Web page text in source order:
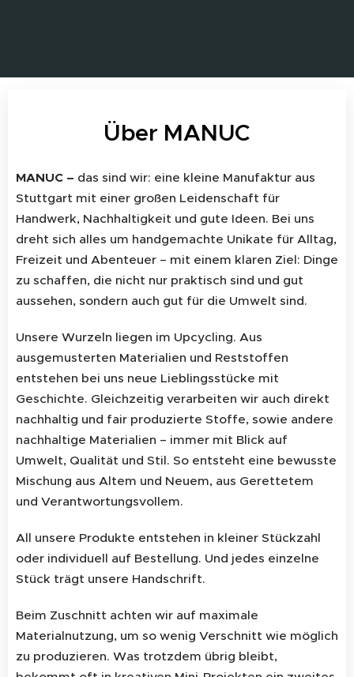
Über MANUC
MANUC – das sind wir: eine kleine Manufaktur aus
Stuttgart mit einer großen Leidenschaft für
Handwerk, Nachhaltigkeit und gute Ideen. Bei uns
dreht sich alles um handgemachte Unikate für Alltag,
Freizeit und Abenteuer – mit einem klaren Ziel: Dinge
zu schaffen, die nicht nur praktisch sind und gut
aussehen, sondern auch gut für die Umwelt sind.
Unsere Wurzeln liegen im Upcycling. Aus
ausgemusterten Materialien und Reststoffen
entstehen bei uns neue Lieblingsstücke mit
Geschichte. Gleichzeitig verarbeiten wir auch direkt
nachhaltig und fair produzierte Stoffe, sowie andere
nachhaltige Materialien – immer mit Blick auf
Umwelt, Qualität und Stil. So entsteht eine bewusste
Mischung aus Altem und Neuem, aus Gerettetem
und Verantwortungsvollem.
All unsere Produkte entstehen in kleiner Stückzahl
oder individuell auf Bestellung. Und jedes einzelne
Stück trägt unsere Handschrift.
Beim Zuschnitt achten wir auf maximale
Materialnutzung, um so wenig Verschnitt wie möglich
zu produzieren. Was trotzdem übrig bleibt,